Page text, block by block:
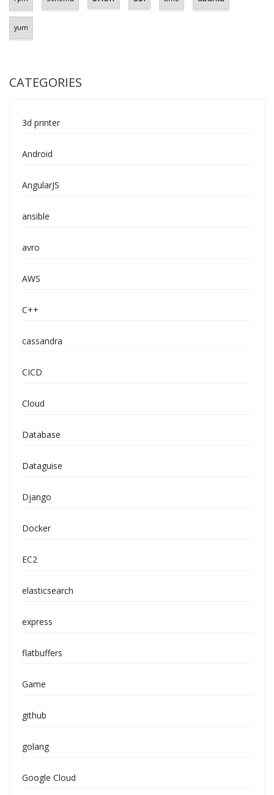
yum
CATEGORIES
3d printer
Android
AngularJS
ansible
avro
AWS
C++
cassandra
CICD
Cloud
Database
Dataguise
Django
Docker
EC2
elasticsearch
express
flatbuffers
Game
github
golang
Google Cloud